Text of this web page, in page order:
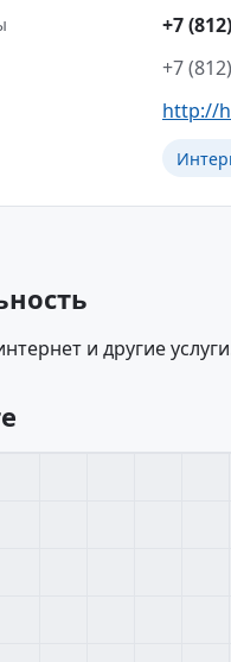
+7
+7
http://
и другие